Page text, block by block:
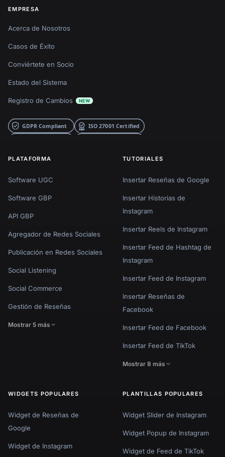
EMPRESA
Acerca de Nosotros
Casos de Éxito
Conviértete en Socio
Estado del Sistema
Registro de Cambios NEW
PLATAFORMA
Software UGC
Software GBP
API GBP
Agregador de Redes Sociales
Publicación en Redes Sociales
Social Listening
Social Commerce
Gestión de Reseñas
Mostrar 5 más
TUTORIALES
Insertar Reseñas de Google
Insertar Historias de
Instagram
Insertar Reels de Instagram
Insertar Feed de Hashtag de
Instagram
Insertar Feed de Instagram
Insertar Reseñas de
Facebook
Insertar Feed de Facebook
Insertar Feed de TikTok
Mostrar 8 más
WIDGETS POPULARES
Widget de Reseñas de
Google
Widget de Instagram
PLANTILLAS POPULARES
Widget Slider de Instagram
Widget Popup de Instagram
Widget de Feed de TikTok